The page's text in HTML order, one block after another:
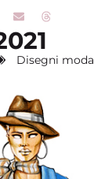
Disegni moda